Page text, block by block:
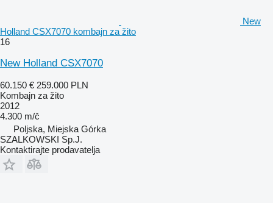
New
Holland CSX7070 kombajn za žito
16
New Holland CSX7070
60.150 € 259.000 PLN
Kombajn za žito
2012
4.300 m/č
Poljska, Miejska Górka
SZALKOWSKI Sp.J.
Kontaktirajte prodavatelja